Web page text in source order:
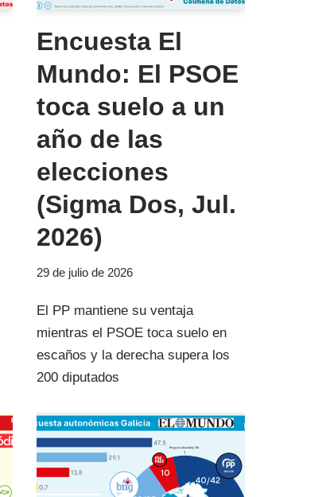
Encuesta El
Mundo: El PSOE
toca suelo a un
año de las
elecciones
(Sigma Dos, Jul.
2026)
29 de julio de 2026
El PP mantiene su ventaja
mientras el PSOE toca suelo en
escaños y la derecha supera los
200 diputados